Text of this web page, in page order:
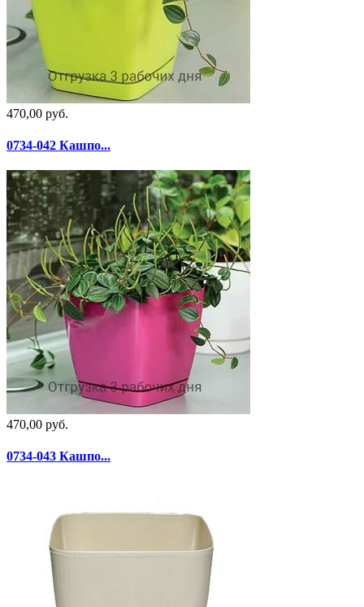
470,00 руб.
0734-042 Кашпо...
470,00 руб.
0734-043 Кашпо...